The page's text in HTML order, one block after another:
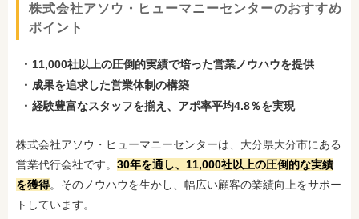
株式会社アソウ・ヒューマニーセンターのおすすめ
ポイント
11,000社以上の圧倒的実績で培った営業ノウハウを提供
成果を追求した営業体制の構築
経験豊富なスタッフを揃え、アポ率平均4.8％を実現
株式会社アソウ・ヒューマニーセンターは、大分県大分市にある
営業代行会社です。 30年を通し、11,000社以上の圧倒的な実績
を獲得。そのノウハウを生かし、幅広い顧客の業績向上をサポー
トしています。